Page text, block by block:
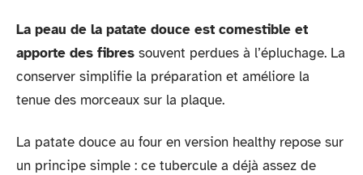
La peau de la patate douce est comestible et
apporte des fibres souvent perdues à l’épluchage. La
conserver simplifie la préparation et améliore la
tenue des morceaux sur la plaque.
La patate douce au four en version healthy repose sur
un principe simple : ce tubercule a déjà assez de